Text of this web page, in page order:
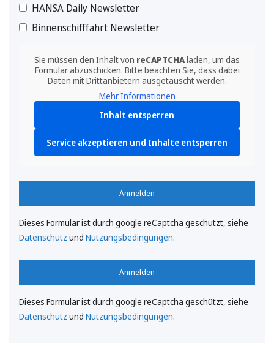
HANSA Daily Newsletter
Binnenschifffahrt Newsletter
Sie müssen den Inhalt von reCAPTCHAladen, um das
Formular abzuschicken. Bitte beachten Sie, dass dabei
Daten mit Drittanbietern ausgetauscht werden.
Mehr Informationen
Inhalt entsperren
Service akzeptieren und Inhalte entsperren
Anmelden
Dieses Formular ist durch google reCaptcha geschützt, siehe
Datenschutz und Nutzungsbedingungen.
Anmelden
Dieses Formular ist durch google reCaptcha geschützt, siehe
Datenschutz und Nutzungsbedingungen.